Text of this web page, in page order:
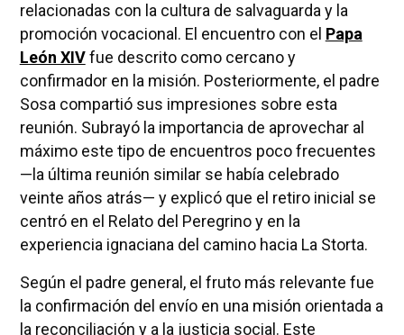
relacionadas con la cultura de salvaguarda y la
promoción vocacional. El encuentro con el Papa
León XIVfue descrito como cercano y
confirmador en la misión. Posteriormente, el padre
Sosa compartió sus impresiones sobre esta
reunión. Subrayó la importancia de aprovechar al
máximo este tipo de encuentros poco frecuentes
—la última reunión similar se había celebrado
veinte años atrás— y explicó que el retiro inicial se
centró en el Relato del Peregrino y en la
experiencia ignaciana del camino hacia La Storta.
Según el padre general, el fruto más relevante fue
la confirmación del envío en una misión orientada a
la reconciliación y a la justicia social. Este